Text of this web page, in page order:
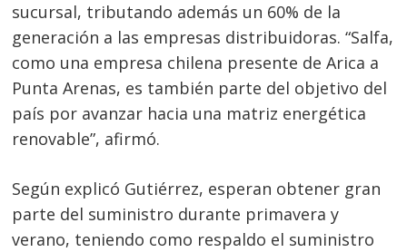
sucursal, tributando además un 60% de la
generación a las empresas distribuidoras. “Salfa,
como una empresa chilena presente de Arica a
Punta Arenas, es también parte del objetivo del
país por avanzar hacia una matriz energética
renovable”, afirmó.
Según explicó Gutiérrez, esperan obtener gran
parte del suministro durante primavera y
verano, teniendo como respaldo el suministro
Navegación
de
entradas